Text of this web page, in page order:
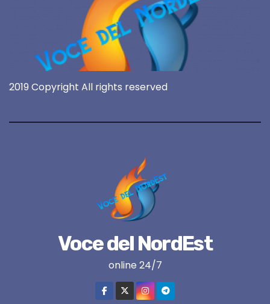
2019 Copyright All rights reserved
Voce del NordEst
online 24/7